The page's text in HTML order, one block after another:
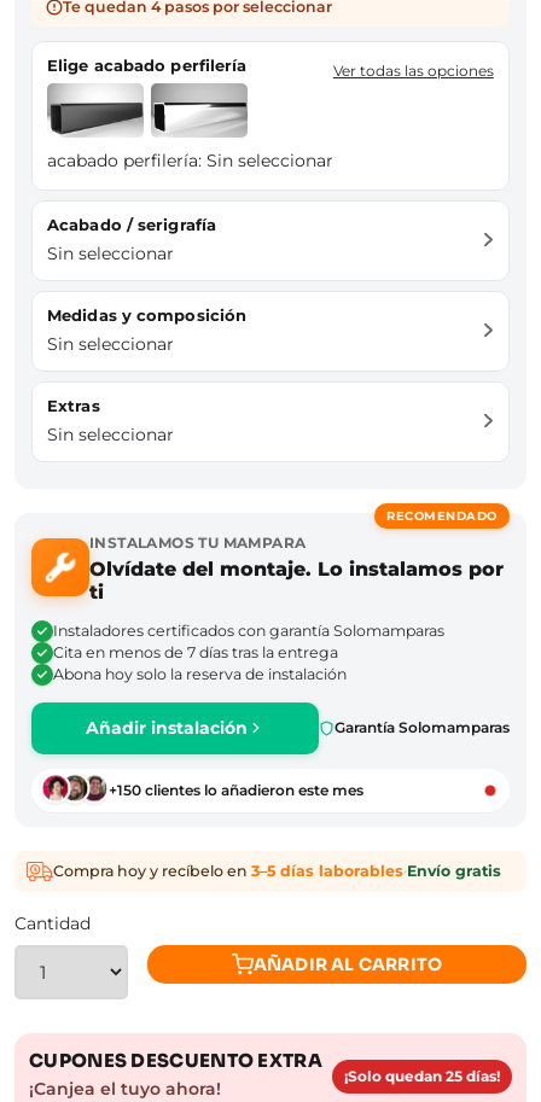
Te quedan 4 pasos por seleccionar
Elige acabado perfilería Ver todas las opciones
acabado perfilería: Sin seleccionar
Acabado / serigrafía
Sin seleccionar
Medidas y composición
Sin seleccionar
Extras
Sin seleccionar
RECOMENDADO
INSTALAMOS TU MAMPARA
Olvídate del montaje. Lo instalamos por
ti
Instaladores certificados con garantía Solomamparas
Cita en menos de 7 días tras la entrega
Abona hoy solo la reserva de instalación
Añadir instalación Garantía Solomamparas
+150 clientes lo añadieron este mes
Compra hoy y recíbelo en 3–5 días laborables·Envío gratis
Cantidad
AÑADIR AL CARRITO
CUPONES DESCUENTO EXTRA
¡Canjea el tuyo ahora!
¡Solo quedan 25 días!